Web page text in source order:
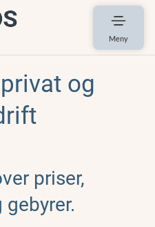
Meny
og
priser,
gebyrer.